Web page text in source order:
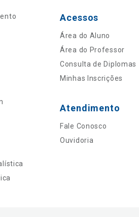
Acessos
Área do Aluno
Área do Professor
Consulta de Diplomas
Minhas Inscrições
Atendimento
Fale Conosco
Ouvidoria